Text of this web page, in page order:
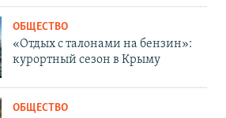
ОБЩЕСТВО
«Отдых с талонами на бензин»:
курортный сезон в Крыму
ОБЩЕСТВО